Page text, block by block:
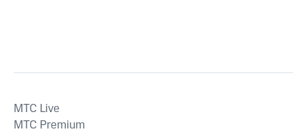
MTС Live
MTС Premium